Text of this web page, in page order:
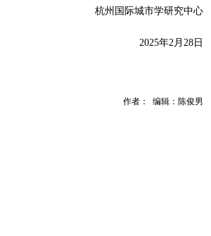
杭州国际城市学研究中心
2025年2月28日
作者： 编辑：陈俊男